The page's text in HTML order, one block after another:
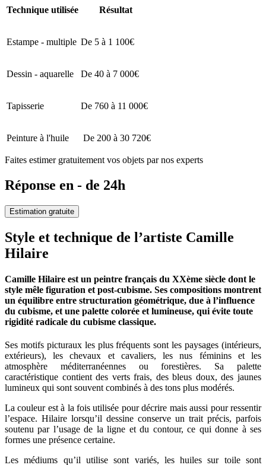
Technique utilisée Résultat
Estampe - multiple De 5 à 1 100€
Dessin - aquarelle De 40 à 7 000€
Tapisserie De 760 à 11 000€
Peinture à l'huile De 200 à 30 720€
Faites estimer gratuitement vos objets par nos experts
Réponse en - de 24h
Estimation gratuite
Style et technique de l’artiste Camille
Hilaire
Camille Hilaire est un peintre français du XXème siècle dont le
style mêle figuration et post-cubisme. Ses compositions montrent
un équilibre entre structuration géométrique, due à l’influence
du cubisme, et une palette colorée et lumineuse, qui évite toute
rigidité radicale du cubisme classique.
Ses motifs picturaux les plus fréquents sont les paysages (intérieurs,
extérieurs), les chevaux et cavaliers, les nus féminins et les
atmosphère méditerranéennes ou forestières. Sa palette
caractéristique contient des verts frais, des bleus doux, des jaunes
lumineux qui sont souvent combinés à des tons plus modérés.
La couleur est à la fois utilisée pour décrire mais aussi pour ressentir
l’espace. Hilaire lorsqu’il dessine conserve un trait précis, parfois
soutenu par l’usage de la ligne et du contour, ce qui donne à ses
formes une présence certaine.
Les médiums qu’il utilise sont variés, les huiles sur toile sont